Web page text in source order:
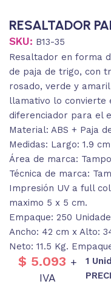
RESALTADOR
SKU: B13-35
Resaltador en forma
de paja de trigo, con
rosado, verde y
llamativo lo convierte
diferenciador para el
Material: ABS + Paja
Medidas: Largo: 1.9
Área de marca:
Técnica de marca:
Impresión UV a full
maximo 5 x 5 cm.
Empaque: 250
Ancho: 42 cm x Alto:
Neto: 11.5 Kg.
$ 5.093 +
IVA
1